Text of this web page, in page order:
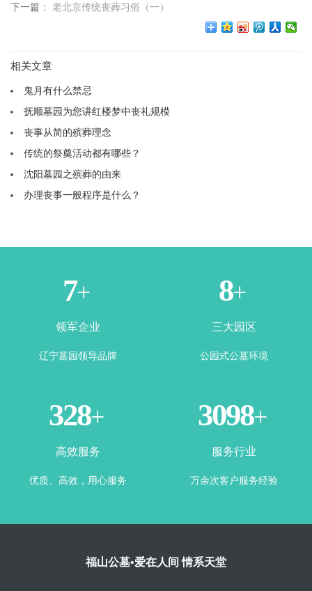
下一篇： 老北京传统丧葬习俗（一）
相关文章
鬼月有什么禁忌
抚顺墓园为您讲红楼梦中丧礼规模
丧事从简的殡葬理念
传统的祭奠活动都有哪些？
沈阳墓园之殡葬的由来
办理丧事一般程序是什么？
2+
领军企业
辽宁墓园领导品牌
4+
三大园区
公园式公墓环境
360+
高效服务
优质、高效，用心服务
3443+
服务行业
万余次客户服务经验
福山公墓•爱在人间 情系天堂